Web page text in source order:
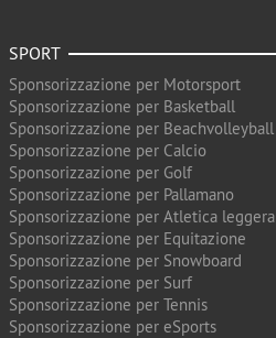
SPORT
Sponsorizzazione per Motorsport
Sponsorizzazione per Basketball
Sponsorizzazione per Beachvolleyball
Sponsorizzazione per Calcio
Sponsorizzazione per Golf
Sponsorizzazione per Pallamano
Sponsorizzazione per Atletica leggera
Sponsorizzazione per Equitazione
Sponsorizzazione per Snowboard
Sponsorizzazione per Surf
Sponsorizzazione per Tennis
Sponsorizzazione per eSports